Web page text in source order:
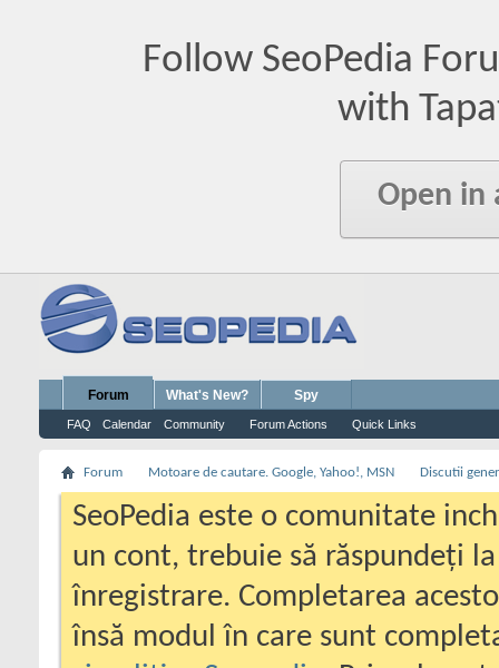
Follow SeoPedia
with
Open in
Forum
FAQ Calendar Community Forum Actions Quick Links
What's New? Spy
Forum Motoare de cautare. Google, Yahoo!, MSN Discutii
SeoPedia este o comunitate
un cont, trebuie să răspundeți
înregistrare. Completarea
însă modul în care sunt